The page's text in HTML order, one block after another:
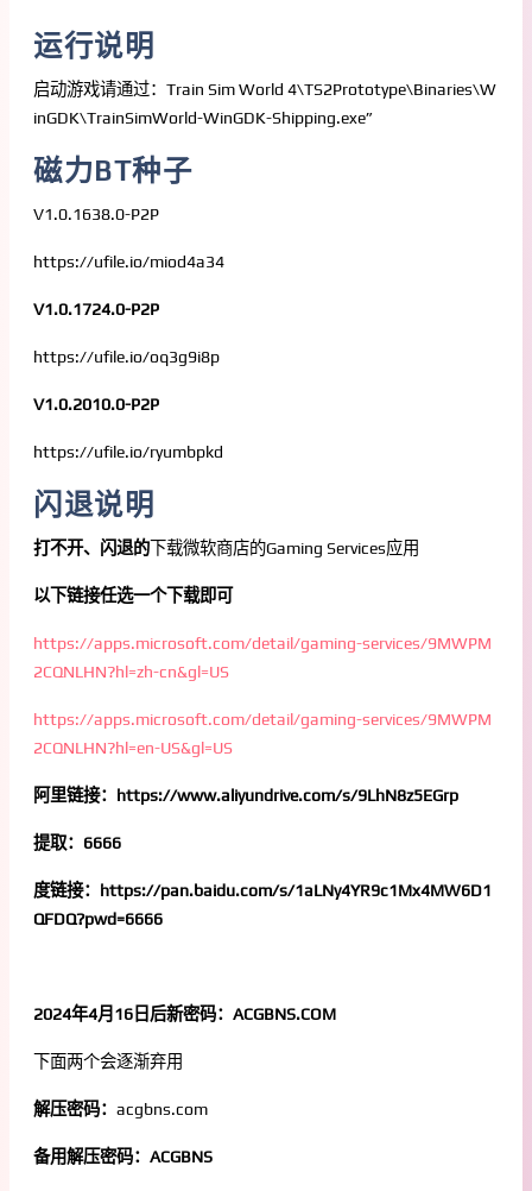
运行说明
启动游戏请通过：Train Sim World 4\TS2Prototype\Binaries\W
inGDK\TrainSimWorld-WinGDK-Shipping.exe”
磁力BT种子
V1.0.1638.0-P2P
https://ufile.io/miod4a34
V1.0.1724.0-P2P
https://ufile.io/oq3g9i8p
V1.0.2010.0-P2P
https://ufile.io/ryumbpkd
闪退说明
打不开、闪退的 下载微软商店的Gaming Services应用
以下链接任选一个下载即可
https://apps.microsoft.com/detail/gaming-services/9MWPM
2CQNLHN?hl=zh-cn&gl=US
https://apps.microsoft.com/detail/gaming-services/9MWPM
2CQNLHN?hl=en-US&gl=US
阿里链接：https://www.aliyundrive.com/s/9LhN8z5EGrp
提取：6666
度链接：https://pan.baidu.com/s/1aLNy4YR9c1Mx4MW6D1
QFDQ?pwd=6666
2024年4月16日后新密码：ACGBNS.COM
下面两个会逐渐弃用
解压密码： acgbns.com
备用解压密码：ACGBNS